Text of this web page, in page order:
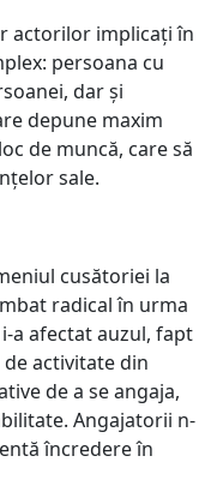
actorilor implicați în
persoana cu
dar și
depune maxim
de muncă, care să
sale.
cusătoriei la
radical în urma
a afectat auzul, fapt
activitate din
de a se angaja,
Angajatorii n-
încredere în